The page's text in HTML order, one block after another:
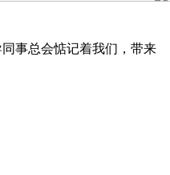
事总会惦记着我们，带来